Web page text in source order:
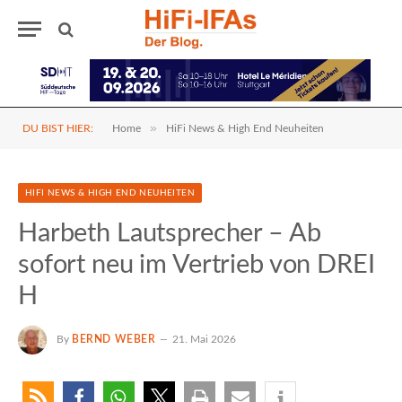
DU BIST HIER: Home » HiFi News & High End Neuheiten
HIFI NEWS & HIGH END NEUHEITEN
Harbeth Lautsprecher – Ab
sofort neu im Vertrieb von DREI
H
By BERND WEBER 21. Mai 2026